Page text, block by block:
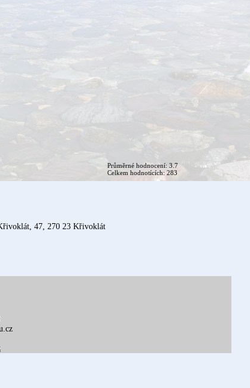
Průměrné hodnocení: 3.7
Celkem hodnotících: 283
47, 270 23 Křivoklát